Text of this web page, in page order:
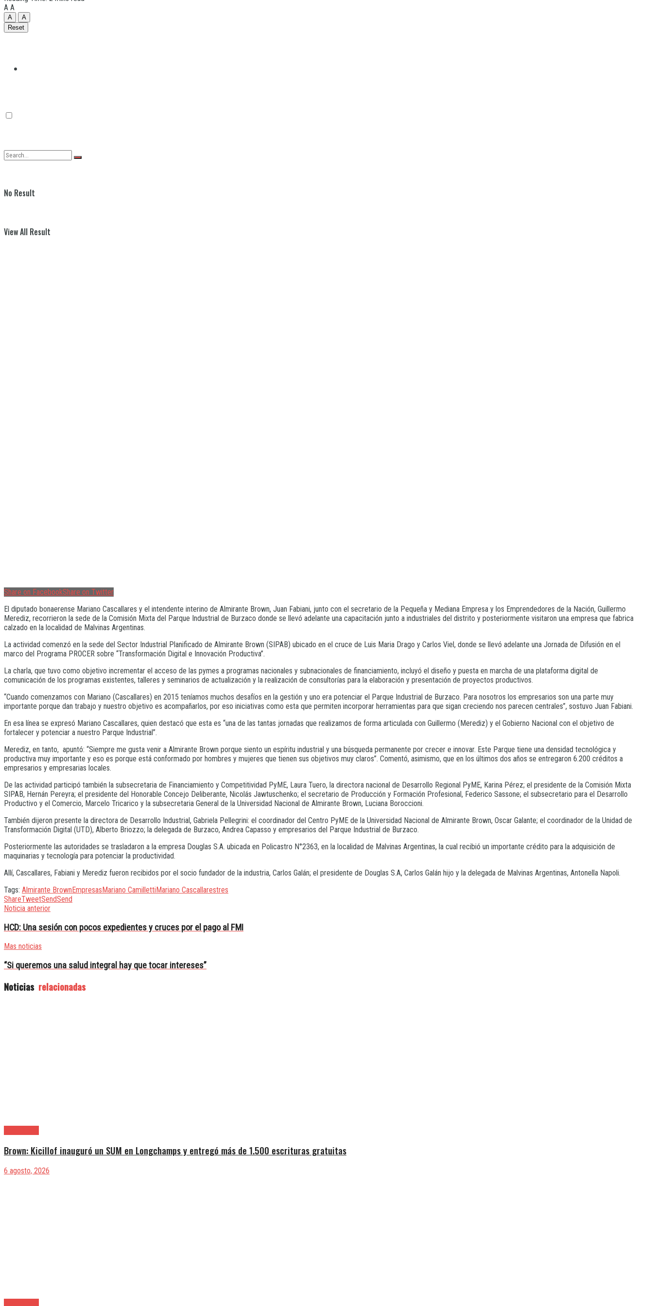
Quilmes
No Result
View All Result
A A
A
A
Reset
Share on FacebookShare on Twitter
El diputado bonaerense Mariano Cascallares y el intendente interino de Almirante Brown, Juan Fabiani, junto con el secretario de la Pequeña y Mediana Empresa y los Emprendedores de la Nación, Guillermo
Merediz, recorrieron la sede de la Comisión Mixta del Parque Industrial de Burzaco donde se llevó adelante una capacitación junto a industriales del distrito y posteriormente visitaron una empresa que fabrica
calzado en la localidad de Malvinas Argentinas.
La actividad comenzó en la sede del Sector Industrial Planificado de Almirante Brown (SIPAB) ubicado en el cruce de Luis Maria Drago y Carlos Viel, donde se llevó adelante una Jornada de Difusión en el
marco del Programa PROCER sobre “Transformación Digital e Innovación Productiva”.
La charla, que tuvo como objetivo incrementar el acceso de las pymes a programas nacionales y subnacionales de financiamiento, incluyó el diseño y puesta en marcha de una plataforma digital de
comunicación de los programas existentes, talleres y seminarios de actualización y la realización de consultorías para la elaboración y presentación de proyectos productivos.
“Cuando comenzamos con Mariano (Cascallares) en 2015 teníamos muchos desafíos en la gestión y uno era potenciar el Parque Industrial de Burzaco. Para nosotros los empresarios son una parte muy
importante porque dan trabajo y nuestro objetivo es acompañarlos, por eso iniciativas como esta que permiten incorporar herramientas para que sigan creciendo nos parecen centrales”, sostuvo Juan Fabiani.
En esa línea se expresó Mariano Cascallares, quien destacó que esta es “una de las tantas jornadas que realizamos de forma articulada con Guillermo (Merediz) y el Gobierno Nacional con el objetivo de
fortalecer y potenciar a nuestro Parque Industrial”.
Merediz, en tanto, apuntó: “Siempre me gusta venir a Almirante Brown porque siento un espíritu industrial y una búsqueda permanente por crecer e innovar. Este Parque tiene una densidad tecnológica y
productiva muy importante y eso es porque está conformado por hombres y mujeres que tienen sus objetivos muy claros”. Comentó, asimismo, que en los últimos dos años se entregaron 6.200 créditos a
empresarios y empresarias locales.
De las actividad participó también la subsecretaria de Financiamiento y Competitividad PyME, Laura Tuero, la directora nacional de Desarrollo Regional PyME, Karina Pérez; el presidente de la Comisión Mixta
SIPAB, Hernán Pereyra; el presidente del Honorable Concejo Deliberante, Nicolás Jawtuschenko; el secretario de Producción y Formación Profesional, Federico Sassone; el subsecretario para el Desarrollo
Productivo y el Comercio, Marcelo Tricarico y la subsecretaria General de la Universidad Nacional de Almirante Brown, Luciana Boroccioni.
También dijeron presente la directora de Desarrollo Industrial, Gabriela Pellegrini: el coordinador del Centro PyME de la Universidad Nacional de Almirante Brown, Oscar Galante; el coordinador de la Unidad de
Transformación Digital (UTD), Alberto Briozzo; la delegada de Burzaco, Andrea Capasso y empresarios del Parque Industrial de Burzaco.
Posteriormente las autoridades se trasladaron a la empresa Douglas S.A. ubicada en Policastro N°2363, en la localidad de Malvinas Argentinas, la cual recibió un importante crédito para la adquisición de
maquinarias y tecnología para potenciar la productividad.
Allí, Cascallares, Fabiani y Merediz fueron recibidos por el socio fundador de la industria, Carlos Galán; el presidente de Douglas S.A, Carlos Galán hijo y la delegada de Malvinas Argentinas, Antonella Napoli.
Tags: Almirante BrownEmpresasMariano CamillettiMariano Cascallarestres
ShareTweetSendSend
Noticia anterior
HCD: Una sesión con pocos expedientes y cruces por el pago al FMI
Mas noticias
“Si queremos una salud integral hay que tocar intereses”
Noticias relacionadas
Brown: Kicillof inauguró un SUM en Longchamps y entregó más de 1.500 escrituras gratuitas
6 agosto, 2026